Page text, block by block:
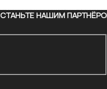
СТАНЬТЕ НАШИМ